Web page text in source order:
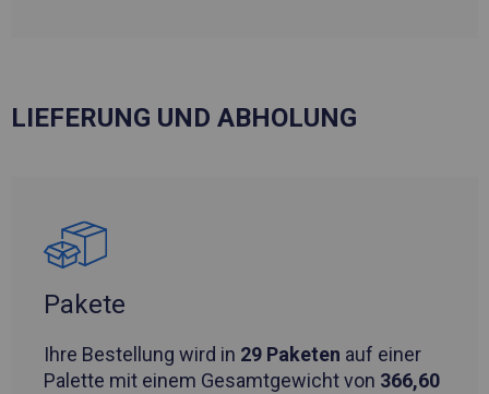
LIEFERUNG UND ABHOLUNG
Pakete
Ihre Bestellung wird in 29 Paketen auf einer
Palette mit einem Gesamtgewicht von 366,60